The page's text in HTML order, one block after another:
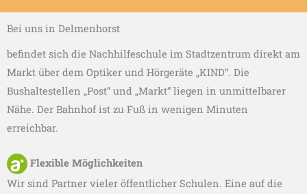
Bei uns in Delmenhorst
befindet sich die Nachhilfeschule im Stadtzentrum direkt am
Markt über dem Optiker und Hörgeräte „KIND“. Die
Bushaltestellen „Post“ und „Markt“ liegen in unmittelbarer
Nähe. Der Bahnhof ist zu Fuß in wenigen Minuten
erreichbar.
Flexible Möglichkeiten
Wir sind Partner vieler öffentlicher Schulen. Eine auf die